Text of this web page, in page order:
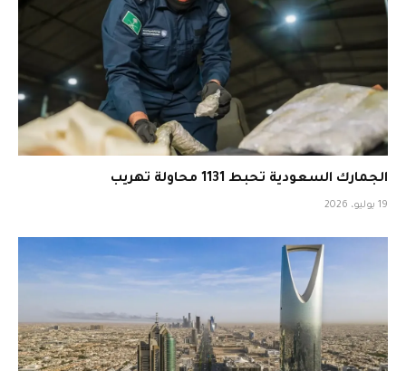
الجمارك السعودية تحبط 1131 محاولة تهريب
19 يوليو، 2026